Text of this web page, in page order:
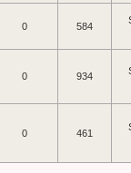
0 584
0 934
0 461